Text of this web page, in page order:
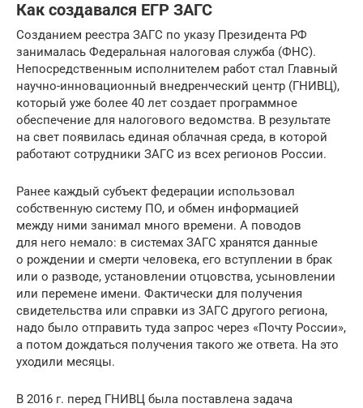
Как создавался ЕГР ЗАГС
Созданием реестра ЗАГС по указу Президента РФ
занималась Федеральная налоговая служба (ФНС).
Непосредственным исполнителем работ стал Главный
научно-инновационный внедренческий центр (ГНИВЦ),
который уже более 40 лет создает программное
обеспечение для налогового ведомства. В результате
на свет появилась единая облачная среда, в которой
работают сотрудники ЗАГС из всех регионов России.
Ранее каждый субъект федерации использовал
собственную систему ПО, и обмен информацией
между ними занимал много времени. А поводов
для него немало: в системах ЗАГС хранятся данные
о рождении и смерти человека, его вступлении в брак
или о разводе, установлении отцовства, усыновлении
или перемене имени. Фактически для получения
свидетельства или справки из ЗАГС другого региона,
надо было отправить туда запрос через «Почту России»,
а потом дождаться получения такого же ответа. На это
уходили месяцы.
В 2016 г. перед ГНИВЦ была поставлена задача